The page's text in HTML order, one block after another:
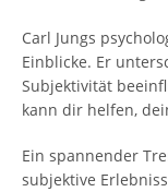
Carl Jungs
Einblicke. Er
Subjektivität
kann dir helfen,
Ein spannender
subjektive